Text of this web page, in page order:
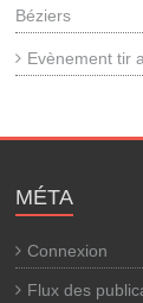
Béziers
Evènement tir
MÉTA
Connexion
Flux des